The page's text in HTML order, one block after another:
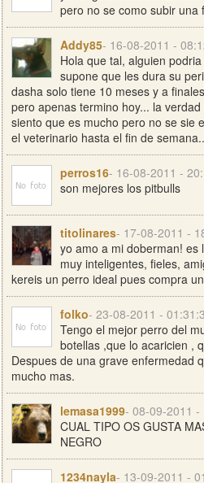
pero no se como subir una
Addy85- 16-08-2011 -
Hola que tal, alguien
supone que les dura su
dasha solo tiene 10 meses y a
pero apenas termino hoy... la
siento que es mucho pero no se sie
el veterinario hasta el fin de
perros16- 16-08-2011 -
son mejores los pitbulls
titolinares- 17-08-2011 -
yo amo a mi doberman! es
muy inteligentes, fieles,
kereis un perro ideal pues compra
folko- 23-08-2011 -
Tengo el mejor perro del
botellas ,que lo acaricien ,
Despues de una grave enfermedad
mucho mas.
lemasa1999- 08-09-2011 -
CUAL TIPO OS GUSTA
NEGRO
1234nayla- 13-09-2011 -